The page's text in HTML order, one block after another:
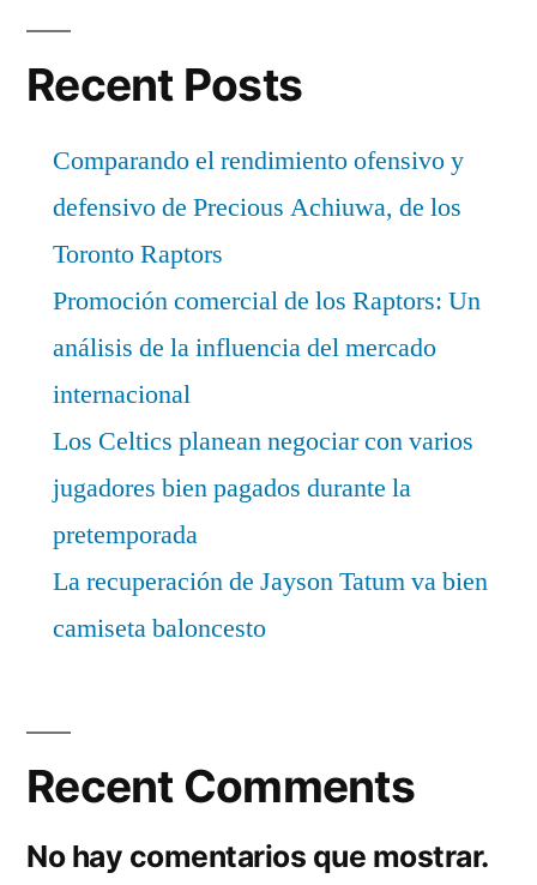
Recent Posts
Comparando el rendimiento ofensivo y
defensivo de Precious Achiuwa, de los
Toronto Raptors
Promoción comercial de los Raptors: Un
análisis de la influencia del mercado
internacional
Los Celtics planean negociar con varios
jugadores bien pagados durante la
pretemporada
La recuperación de Jayson Tatum va bien
camiseta baloncesto
Recent Comments
No hay comentarios que mostrar.